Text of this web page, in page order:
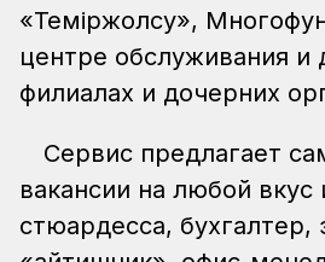
«Теміржолсу»,
центре обслуживания и
филиалах и дочерних
Сервис предлагает
вакансии на любой
стюардесса, бухгалтер,